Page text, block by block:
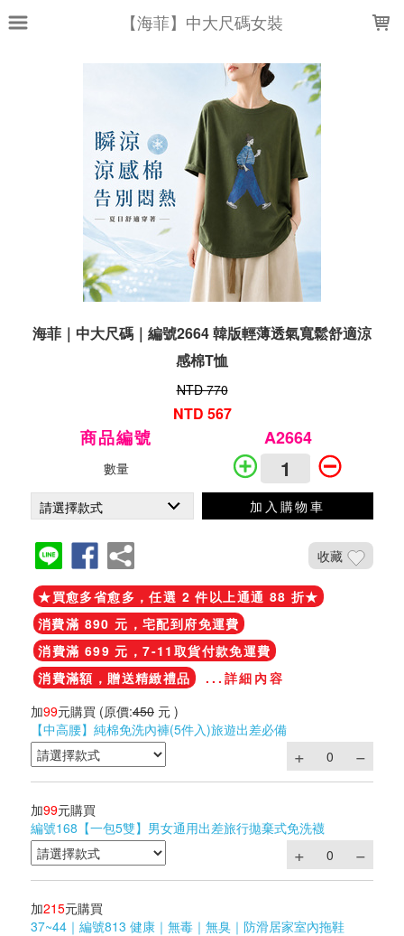
【海菲】中大尺碼女裝
海菲｜中大尺碼｜編號2664 韓版輕薄透氣寬鬆舒適涼
感棉T恤
NTD 770
NTD 567
商品編號 A2664
數量
加入購物車
收藏
★買愈多省愈多，任選 2 件以上通通 88 折★
消費滿 890 元，宅配到府免運費
消費滿 699 元，7-11取貨付款免運費
消費滿額，贈送精緻禮品
...詳細內容
加99元購買 (原價:450 元 )
【中高腰】純棉免洗內褲(5件入)旅遊出差必備
加99元購買
編號168【一包5雙】男女通用出差旅行拋棄式免洗襪
加215元購買
37~44｜編號813 健康｜無毒｜無臭｜防滑居家室內拖鞋